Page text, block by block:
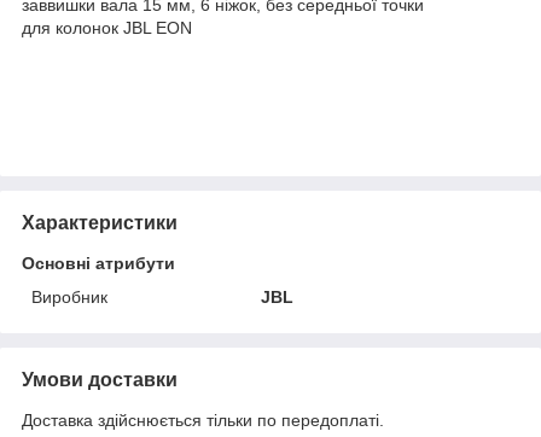
заввишки вала 15 мм, 6 ніжок, без середньої точки
для колонок JBL EON
Характеристики
Основні атрибути
Виробник
JBL
Умови доставки
Доставка здійснюється тільки по передоплаті.